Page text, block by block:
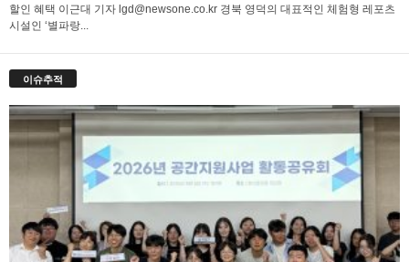
할인 혜택 이근대 기자 lgd@newsone.co.kr 경북 영덕의 대표적인 체험형 레포츠
시설인 ‘별파랑...
이슈추적